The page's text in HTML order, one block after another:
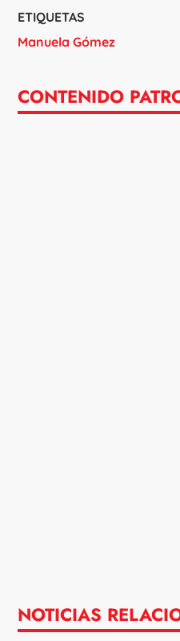
ETIQUETAS
Manuela Gómez
CONTENIDO
NOTICIAS